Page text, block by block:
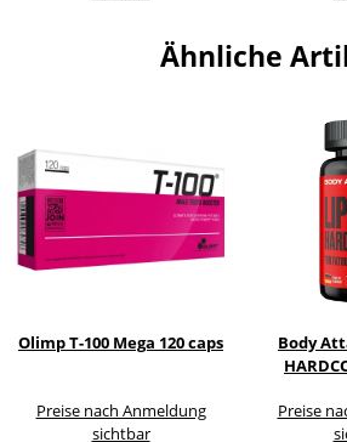
Ähnliche
Olimp T-100 Mega 120 caps
Preise nach Anmeldung
sichtbar
Body
Preise